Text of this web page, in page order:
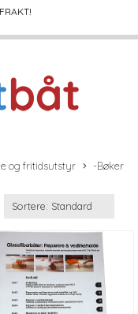
og fritidsutstyr -Bøker